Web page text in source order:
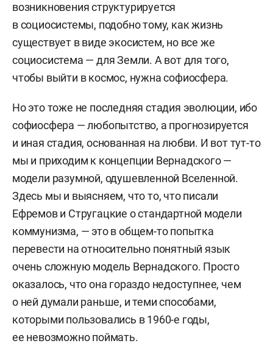
возникновения структурируется
в социосистемы, подобно тому, как жизнь
существует в виде экосистем, но все же
социосистема — для Земли. А вот для того,
чтобы выйти в космос, нужна софиосфера.
Но это тоже не последняя стадия эволюции, ибо
софиосфера — любопытство, а прогнозируется
и иная стадия, основанная на любви. И вот тут-то
мы и приходим к концепции Вернадского —
модели разумной, одушевленной Вселенной.
Здесь мы и выясняем, что то, что писали
Ефремов и Стругацкие о стандартной модели
коммунизма, — это в общем-то попытка
перевести на относительно понятный язык
очень сложную модель Вернадского. Просто
оказалось, что она гораздо недоступнее, чем
о ней думали раньше, и теми способами,
которыми пользовались в 1960-е годы,
ее невозможно поймать.